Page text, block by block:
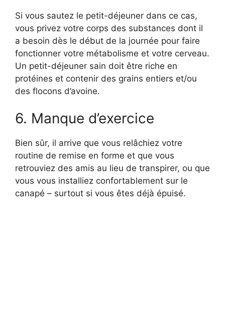
Si vous sautez le petit-déjeuner dans ce cas,
vous privez votre corps des substances dont il
a besoin dès le début de la journée pour faire
fonctionner votre métabolisme et votre cerveau.
Un petit-déjeuner sain doit être riche en
protéines et contenir des grains entiers et/ou
des flocons d’avoine.
6. Manque d’exercice
Bien sûr, il arrive que vous relâchiez votre
routine de remise en forme et que vous
retrouviez des amis au lieu de transpirer, ou que
vous vous installiez confortablement sur le
canapé – surtout si vous êtes déjà épuisé.